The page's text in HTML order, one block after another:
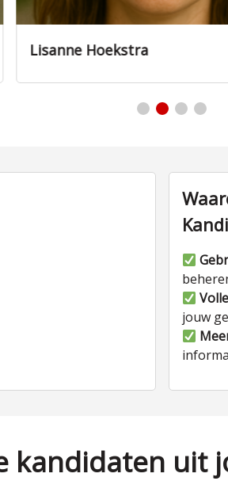
Marjolein van den Berg
jouw
kandidaten uit